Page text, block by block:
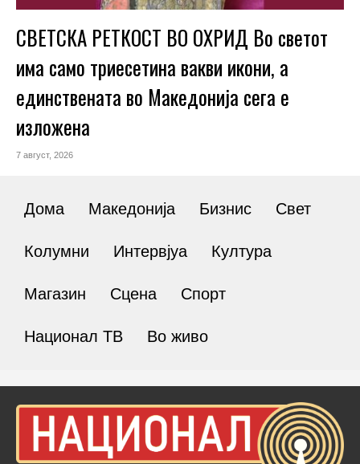
СВЕТСКА РЕТКОСТ ВО ОХРИД Во светот
има само триесетина вакви икони, а
единствената во Македонија сега е
изложена
7 август, 2026
Дома Македонија Бизнис Свет
Колумни Интервјуа Култура
Магазин Сцена Спорт
Национал ТВ Во живо